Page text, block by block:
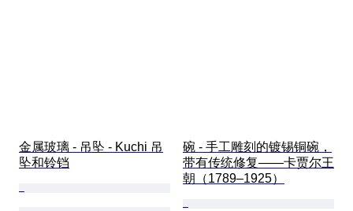
金属玻璃 - 吊坠 - Kuchi 吊
坠和铃铛
碗 - 手工雕刻的镀锡铜碗，
带有传统修复——卡贾尔王
朝（1789–1925）